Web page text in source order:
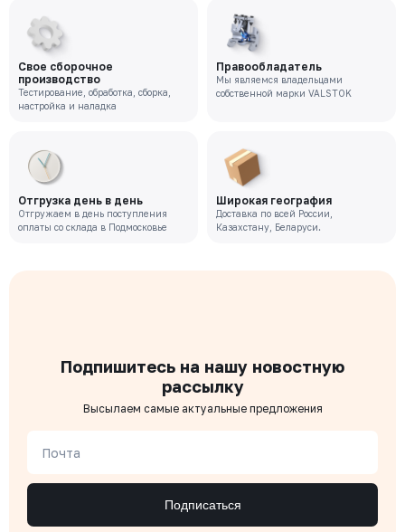
Свое сборочное
производство
Тестирование, обработка, сборка,
настройка и наладка
Правообладатель
Мы являемся владельцами
собственной марки VALSTOK
Отгрузка день в день
Отгружаем в день поступления
оплаты со склада в Подмосковье
Широкая география
Доставка по всей России,
Казахстану, Беларуси.
Подпишитесь на нашу новостную
рассылку
Высылаем самые актуальные предложения
Почта
Подписаться